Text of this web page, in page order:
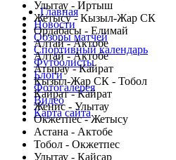
Улытау - Иртыш
Жетысу - Кызыл-Жар СК
Ордабасы - Елимай
Алтай - Актобе
Алтай - Актобе
Атырау - Кайрат
Кызыл-Жар СК - Тобол
Кайрат - Кайрат
Женис - Улытау
Окжетпес - Жетысу
Астана - Актобе
Тобол - Окжетпес
Улытау - Кайсар
Главная
Новости
Обзоры матчей
Спортивный календарь
Футболисты
Блоги
Фотогалерея
Видео
Карта сайта